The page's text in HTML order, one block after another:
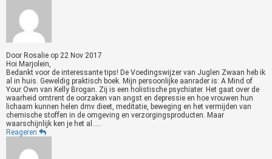
Door Rosalie op 22 Nov 2017
Hoi Marjolein,
Bedankt voor de interessante tips! De Voedingswijzer van Juglen Zwaan heb ik
al in huis. Geweldig praktisch boek. Mijn persoonlijke aanrader is: A Mind of
Your Own van Kelly Brogan. Zij is een holistische psychiater. Het gaat over de
waarheid omtrent de oorzaken van angst en depressie en hoe vrouwen hun
lichaam kunnen helen dmv dieet, meditatie, beweging en het vermijden van
chemische stoffen in de omgeving en verzorgingsproducten. Maar
waarschijnlijk ken je het al.....
Reageren